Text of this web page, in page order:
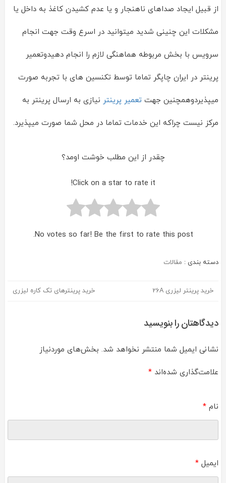
از قبیل ایجاد صداهای ناهنجار و یا عدم کشیدن کاغذ به داخل یا
مشکلات این چنینی شدید میتوانید در اسرع وقت جهت انجام
سرویس با بخش مربوطه هماهنگی لازم را انجام دهیدوتعمیر
پرینتر در ایران چاپگر تماما توسط تکنسین های با تجربه صورت
میپذیردوهمچنین جهت تعمیر پرینتر نیازی به ارسال پرینتر به
مرکز نیست چراکه این خدمات تماما در محل شما صورت میپذیرد.
چقدر از این مطلب خوشت اومد؟
Click on a star to rate it!
No votes so far! Be the first to rate this post.
دسته بندی : مقالات
راهبری
خرید پرینتر لیزری 26A خرید پرینترهای تک کاره لیزری
دیدگاهتان را بنویسید
نشانی ایمیل شما منتشر نخواهد شد. بخش‌های موردنیاز
علامت‌گذاری شده‌اند *
نام *
ایمیل *